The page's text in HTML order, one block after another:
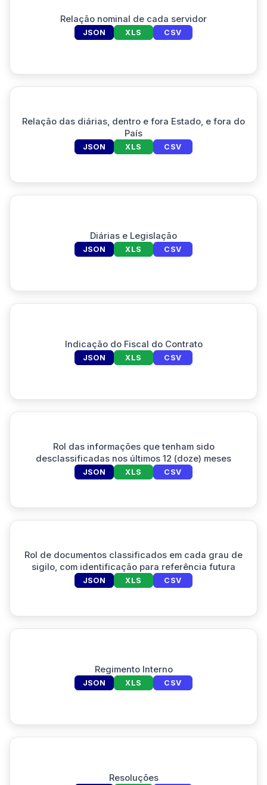
Relação nominal de cada servidor
JSON XLS CSV
Relação das diárias, dentro e fora Estado, e fora do
País
JSON XLS CSV
Diárias e Legislação
JSON XLS CSV
Indicação do Fiscal do Contrato
JSON XLS CSV
Rol das informações que tenham sido
desclassificadas nos últimos 12 (doze) meses
JSON XLS CSV
Rol de documentos classificados em cada grau de
sigilo, com identificação para referência futura
JSON XLS CSV
Regimento Interno
JSON XLS CSV
Resoluções